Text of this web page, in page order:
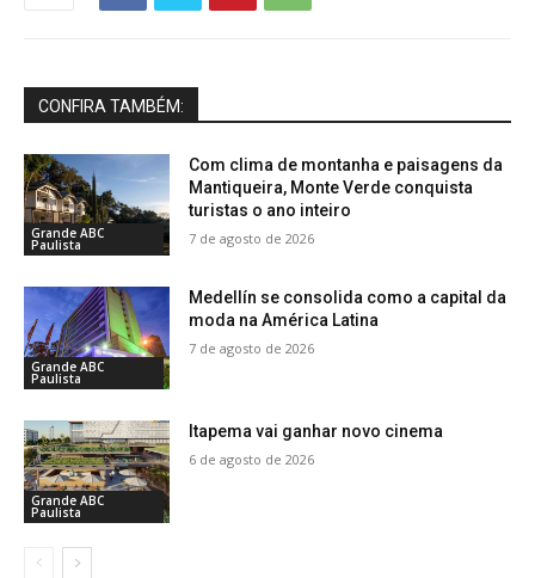
CONFIRA TAMBÉM:
Grande ABC
Paulista
Com clima de montanha e paisagens da
Mantiqueira, Monte Verde conquista
turistas o ano inteiro
7 de agosto de 2026
Grande ABC
Paulista
Medellín se consolida como a capital da
moda na América Latina
7 de agosto de 2026
Grande ABC
Paulista
Itapema vai ganhar novo cinema
6 de agosto de 2026